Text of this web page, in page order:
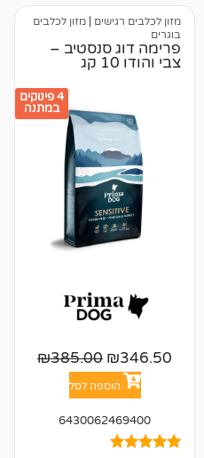
מזון לכלבים
–
₪385.00
מזון לכלבים רגישים
פרימה דוג
328.50